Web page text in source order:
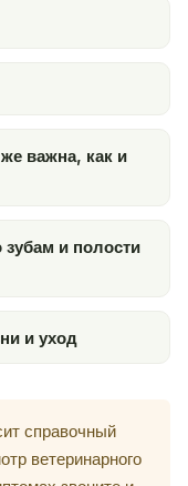
важна, как и
и полости
и уход
справочный
ветеринарного